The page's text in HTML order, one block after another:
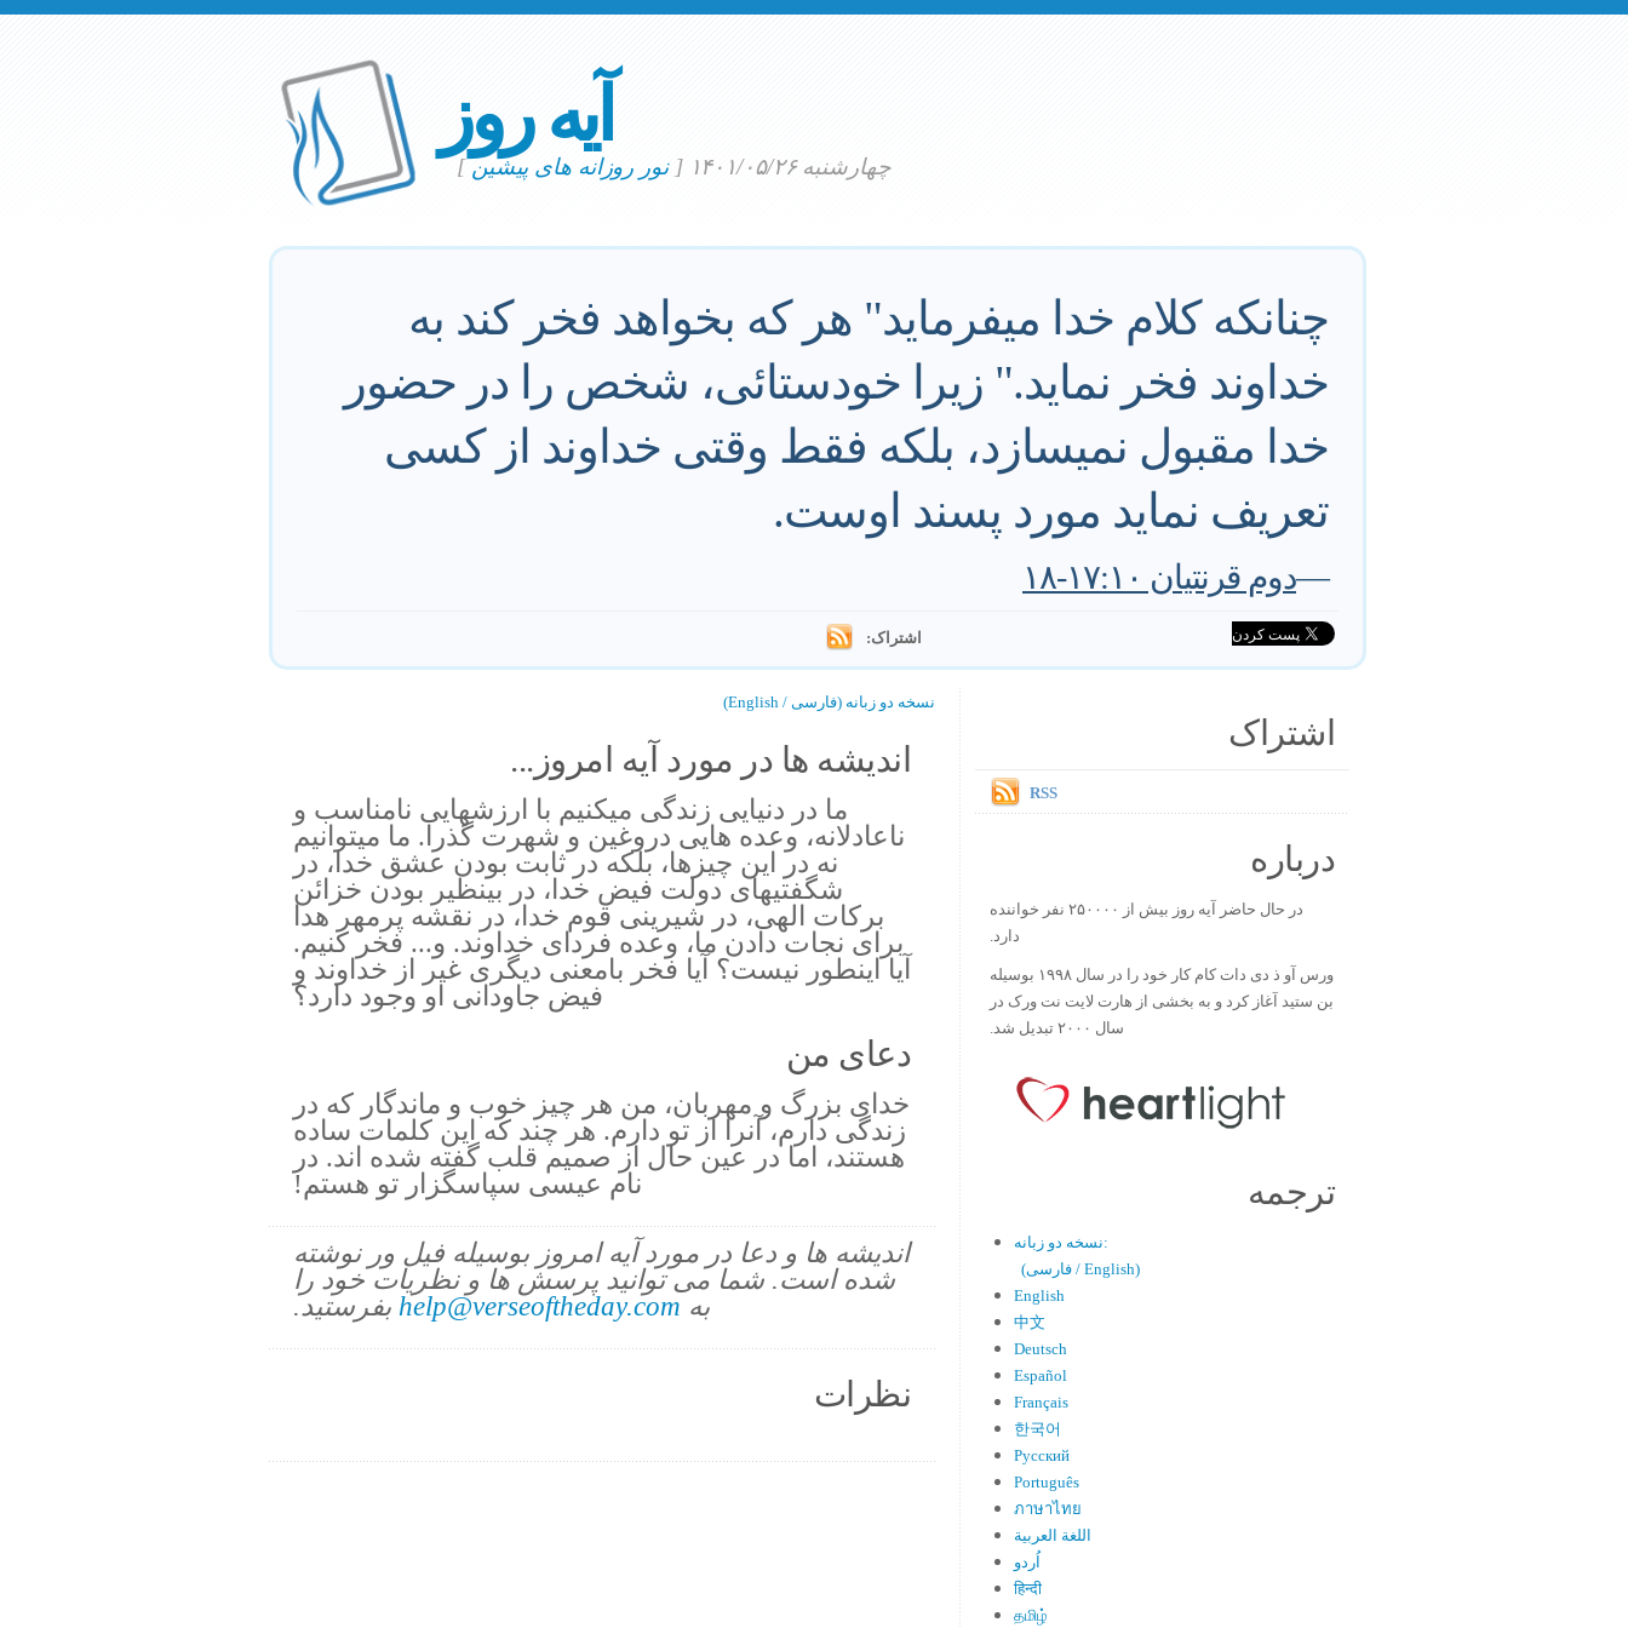
آیه روز
چهارشنبه ۱۴۰۱/۰۵/۲۶ [نور روزانه های پیشین]
چنانكه كلام خدا ميفرمايد" هر كه بخواهد فخر كند به
خداوند فخر نمايد." زيرا خودستائى، شخص را در حضور
خدا مقبول نميسازد، بلكه فقط وقتى خداوند از كسى
تعريف نمايد مورد پسند اوست.
—دوم قرنتيان ١٧:١٠-١٨
اشتراک:
نسخه دو زبانه (فارسی / English)
اندیشه ها در مورد آیه امروز...
ما در دنيايى زندگى ميكنيم با ارزشهايى نامناسب و
ناعادلانه، وعده هايى دروغين و شهرت گذرا. ما ميتوانيم
نه در اين چيزها، بلكه در ثابت بودن عشق خدا، در
شگفتيهاى دولت فيض خدا، در بينظير بودن خزائن
بركات الهى، در شيرينى قوم خدا، در نقشه پرمهر هدا
براى نجات دادن ما، وعده فرداى خداوند. و... فخر كنيم.
آيا اينطور نيست؟ آيا فخر بامعنى ديگرى غير از خداوند و
فيض جاودانى او وجود دارد؟
دعای من
خداى بزرگ و مهربان، من هر چيز خوب و ماندگار كه در
زندگى دارم، آنرا از تو دارم. هر چند كه اين كلمات ساده
هستند، اما در عين حال از صميم قلب گفته شده اند. در
نام عيسى سپاسگزار تو هستم!
اندیشه ها و دعا در مورد آیه امروز بوسیله فیل ور نوشته
شده است. شما می توانید پرسش ها و نظریات خود را
بهhelp@verseoftheday.com بفرستید.
نظرات
اشتراک
RSS
درباره
در حال حاضر آیه روز بیش از ۲۵۰۰۰۰ نفر خواننده
دارد.
ورس آو ذ دی دات کام کار خود را در سال ۱۹۹۸ بوسیله
بن ستید آغاز کرد و به بخشی از هارت لایت نت ورک در
سال ۲۰۰۰ تبدیل شد.
ترجمه
نسخه دو زبانه:
(فارسی / English)
English
中文
Deutsch
Español
Français
한국어
Русский
Português
ภาษาไทย
اللغة العربية
اُردو
हिन्दी
தமிழ்